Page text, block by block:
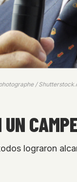
/
lograron